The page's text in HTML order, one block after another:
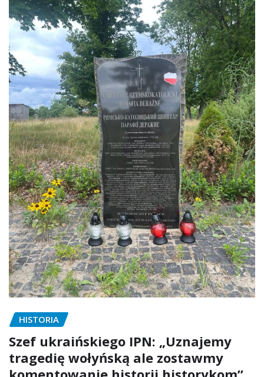
HISTORIA
Szef ukraińskiego IPN: „Uznajemy
tragedię wołyńską ale zostawmy